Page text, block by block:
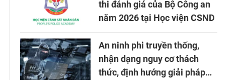
thi đánh giá của Bộ Công an
năm 2026 tại Học viện CSND
An ninh phi truyền thống,
nhận dạng nguy cơ thách
thức, định hướng giải pháp